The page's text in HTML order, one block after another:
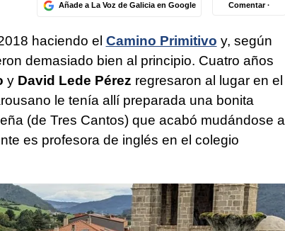
Añade a La Voz de Galicia en Google Comentar ·
haciendo el Camino Primitivo y, según
demasiado bien al principio. Cuatro años
y David Lede Pérez regresaron al lugar en el
le tenía allí preparada una bonita
(de Tres Cantos) que acabó mudándose a
es profesora de inglés en el colegio